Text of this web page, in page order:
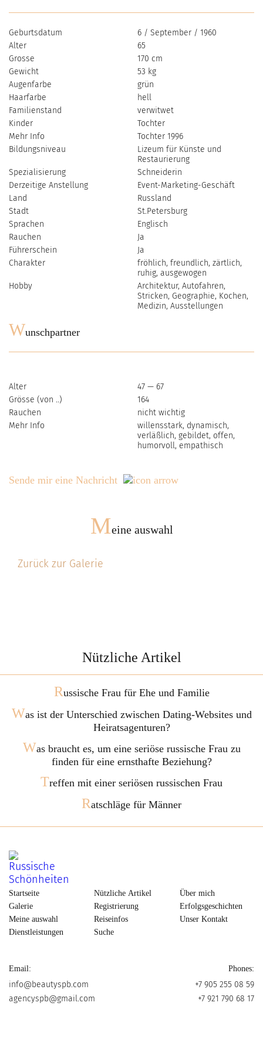
Geburtsdatum
6 / September / 1960
Alter
65
Grosse
170 cm
Gewicht
53 kg
Augenfarbe
grün
Haarfarbe
hell
Familienstand
verwitwet
Kinder
Tochter
Mehr Info
Tochter 1996
Bildungsniveau
Lizeum für Künste und
Restaurierung
Spezialisierung
Schneiderin
Derzeitige Anstellung
Event-Marketing-Geschäft
Land
Russland
Stadt
St.Petersburg
Sprachen
Englisch
Rauchen
Ja
Führerschein
Ja
Charakter
fröhlich, freundlich, zärtlich,
ruhig, ausgewogen
Hobby
Architektur, Autofahren,
Stricken, Geographie, Kochen,
Medizin, Ausstellungen
Wunschpartner
Alter
47 — 67
Grösse (von ..)
164
Rauchen
nicht wichtig
Mehr Info
willensstark, dynamisch,
verläßlich, gebildet, offen,
humorvoll, empathisch
Sende mir eine Nachricht
Meine auswahl
Zurück zur Galerie
Nützliche Artikel
Russische Frau für Ehe und Familie
Was ist der Unterschied zwischen Dating-Websites und
Heiratsagenturen?
Was braucht es, um eine seriöse russische Frau zu
finden für eine ernsthafte Beziehung?
Treffen mit einer seriösen russischen Frau
Ratschläge für Männer
Startseite
Galerie
Meine auswahl
Dienstleistungen
Nützliche Artikel
Registrierung
Reiseinfos
Suche
Über mich
Erfolgsgeschichten
Unser Kontakt
Email:
info@beautyspb.com
agencyspb@gmail.com
Phones:
+7 905 255 08 59
+7 921 790 68 17